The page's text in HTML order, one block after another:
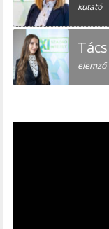
kutató
elemző